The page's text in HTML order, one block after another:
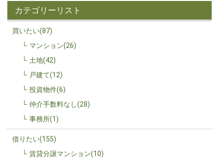
カテゴリーリスト
買いたい(87)
マンション(26)
土地(42)
戸建て(12)
投資物件(6)
仲介手数料なし(28)
事務所(1)
借りたい(155)
賃貸分譲マンション(10)